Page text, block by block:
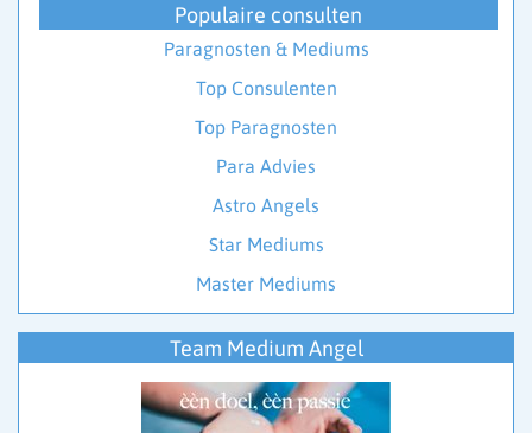
Populaire consulten
Paragnosten & Mediums
Top Consulenten
Top Paragnosten
Para Advies
Astro Angels
Star Mediums
Master Mediums
Team Medium Angel